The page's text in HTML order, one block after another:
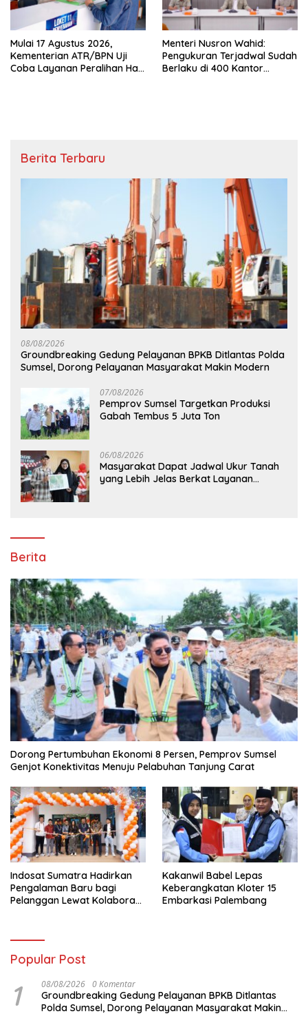
Mulai 17 Agustus 2026,
Kementerian ATR/BPN Uji
Coba Layanan Peralihan Hak
Menteri Nusron Wahid:
Pengukuran Terjadwal Sudah
Berlaku di 400 Kantor
Berita Terbaru
08/08/2026
Groundbreaking Gedung Pelayanan BPKB Ditlantas Polda
Sumsel, Dorong Pelayanan Masyarakat Makin Modern
07/08/2026
Pemprov Sumsel Targetkan Produksi
Gabah Tembus 5 Juta Ton
06/08/2026
Masyarakat Dapat Jadwal Ukur Tanah
yang Lebih Jelas Berkat Layanan
Berita
Dorong Pertumbuhan Ekonomi 8 Persen, Pemprov Sumsel
Genjot Konektivitas Menuju Pelabuhan Tanjung Carat
Indosat Sumatra Hadirkan
Pengalaman Baru bagi
Pelanggan Lewat Kolaborasi
Kakanwil Babel Lepas
Keberangkatan Kloter 15
Embarkasi Palembang
Popular Post
1 08/08/2026 0 Komentar
Groundbreaking Gedung Pelayanan BPKB Ditlantas
Polda Sumsel, Dorong Pelayanan Masyarakat Makin